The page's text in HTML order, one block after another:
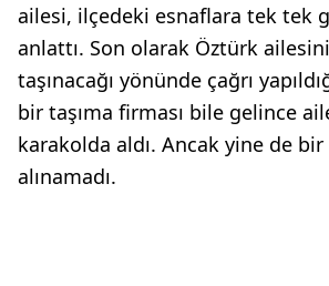
ailesi, ilçedeki esnaflara tek tek
anlattı. Son olarak Öztürk
taşınacağı yönünde çağrı
bir taşıma firması bile gelince
karakolda aldı. Ancak yine de
alınamadı.